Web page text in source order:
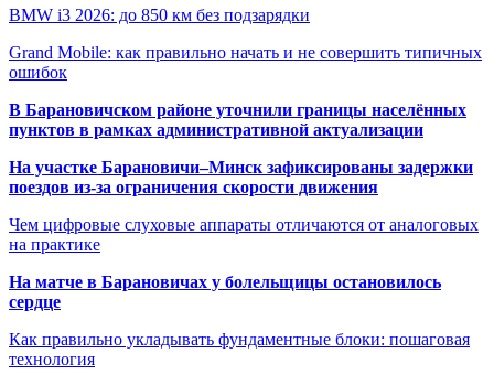
BMW i3 2026: до 850 км без подзарядки
Grand Mobile: как правильно начать и не совершить типичных
ошибок
В Барановичском районе уточнили границы населённых
пунктов в рамках административной актуализации
На участке Барановичи–Минск зафиксированы задержки
поездов из-за ограничения скорости движения
Чем цифровые слуховые аппараты отличаются от аналоговых
на практике
На матче в Барановичах у болельщицы остановилось
сердце
Как правильно укладывать фундаментные блоки: пошаговая
технология